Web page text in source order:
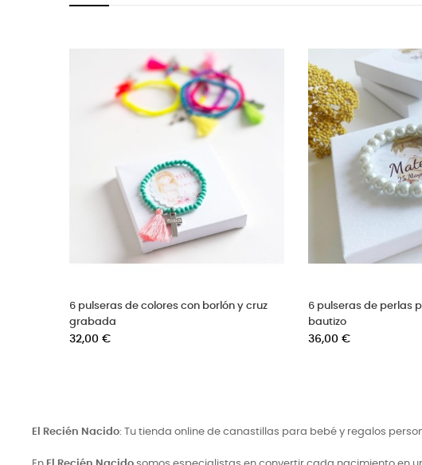
Cruces de tela para invitados (set de 6)
Precio
38,00 €
6 tarritos de miel
invitados
Precio
32,00 €
El Recién Nacido: Tu tienda online de canastillas para bebé y regalos